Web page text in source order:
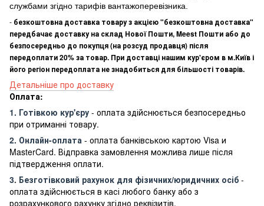
службами згідно тарифів вантажоперевізника.
- безкоштовна доставка товару з акцією "безкоштовна доставка"
передбачає доставку на склад Нової Пошти, Meest Пошти або до
безпосередньо до покупця (на розсуд продавця) після
передоплати 20% за товар. При доставці нашим кур'єром в м.Київ і
його регіон передоплата не знадобиться для більшості товарів.
Детальніше про доставку
Оплата:
1. Готівкою кур'єру - оплата здійснюється безпосередньо
при отриманні товару.
2. Онлайн-оплата - оплата банківською картою Visa и
MasterCard. Відправка замовлення можлива лише після
підтвердження оплати.
3. Безготівковий рахунок для фізичних/юридичних осіб -
оплата здійснюється в касі любого банку або з
розрахункового рахунку згідно реквізитів.